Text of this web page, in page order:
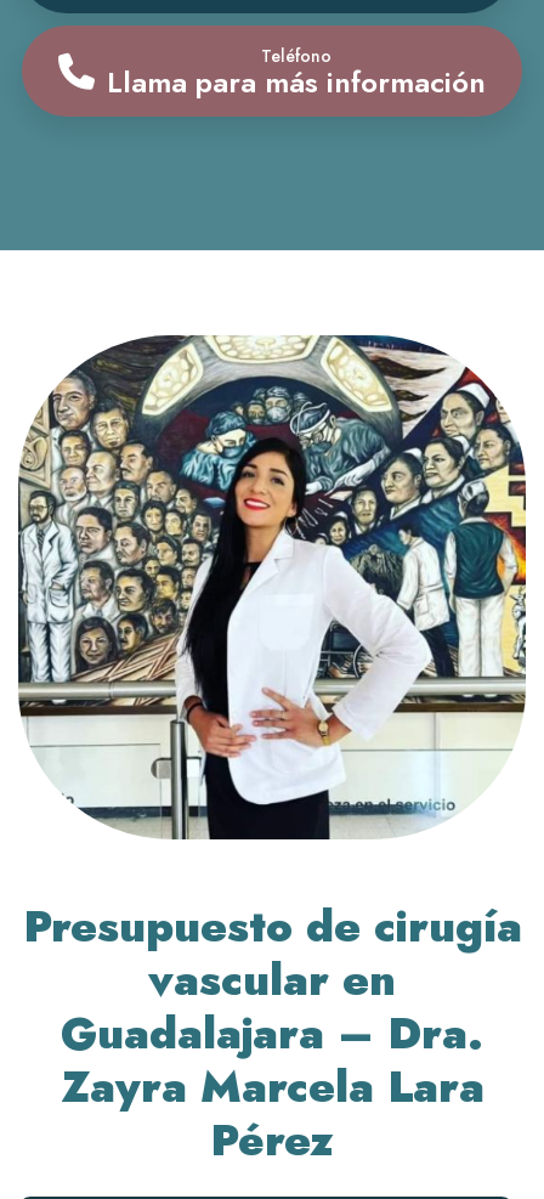
Teléfono
Llama para más información
Presupuesto de cirugía
vascular en
Guadalajara – Dra.
Zayra Marcela Lara
Pérez